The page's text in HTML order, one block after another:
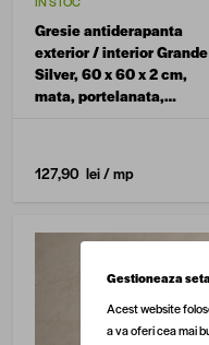
Gresie antiderapanta
exterior / interior Grande
Silver, 60 x 60 x 2 cm,
mata, portelanata,
127,90 lei/ mp
Gestioneaza
Acest website
a va oferi cea mai